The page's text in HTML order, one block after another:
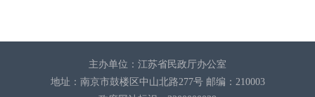
主办单位：江苏省民政厅办公室
地址：南京市鼓楼区中山北路277号 邮编：210003